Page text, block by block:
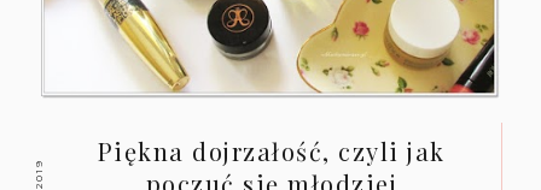
Piękna dojrzałość, czyli jak
poczuć się młodziej